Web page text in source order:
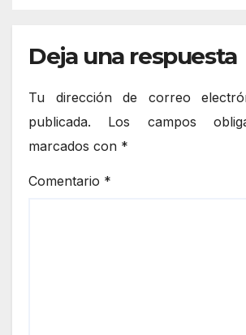
Deja una respuesta
Tu dirección de correo
publicada.
Los campos
marcados con *
Comentario *